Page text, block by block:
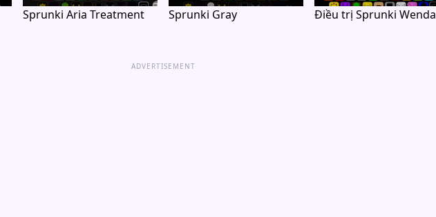
Sprunki Aria Treatment Sprunki Gray Điều trị Sprunki Wenda
ADVERTISEMENT